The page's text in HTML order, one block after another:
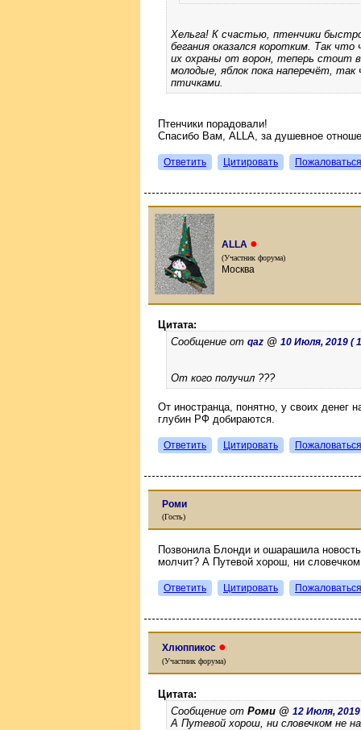
Хельга! К счастью, птенчики
бегания оказался коротким. Так
их охраны от ворон, теперь стоит
молодые, яблок пока наперечёт,
птичками.
Птенчики порадовали!
Спасибо Вам, ALLA, за душевное
Ответить Цитировать Пожаловаться
ALLA ●
(Участник форума)
Москва
Цитата:
Сообщение от qaz @ 10 Июля, 2019 (
От кого получил ???
От иностранца, понятно, у своих денег
глубин РФ добираются.
Ответить Цитировать Пожаловаться
Роми
(Гость)
Позвонила Блонди и ошарашила
молчит? А Путевой хорош, ни
Ответить Цитировать Пожаловаться
Хлюппикос ●
(Участник форума)
Цитата:
Сообщение от Роми @ 12 Июля,
А Путевой хорош, ни словечком не